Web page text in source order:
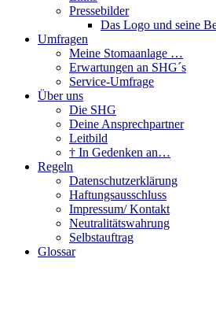
Pressebilder
Das Logo und seine
Umfragen
Meine Stomaanlage …
Erwartungen an SHG´s
Service-Umfrage
Über uns
Die SHG
Deine Ansprechpartner
Leitbild
† In Gedenken an…
Regeln
Datenschutzerklärung
Haftungsausschluss
Impressum/ Kontakt
Neutralitätswahrung
Selbstauftrag
Glossar